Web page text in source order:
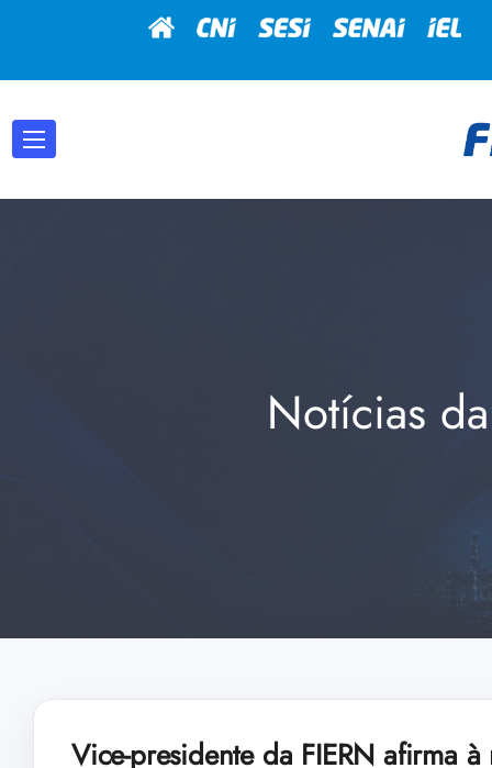
Notícias
Vice-presidente da FIERN afirma